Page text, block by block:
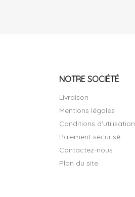
NOTRE SOCIÉTÉ
Livraison
Mentions légales
Conditions d'utilisation
Paiement sécurisé
Contactez-nous
Plan du site